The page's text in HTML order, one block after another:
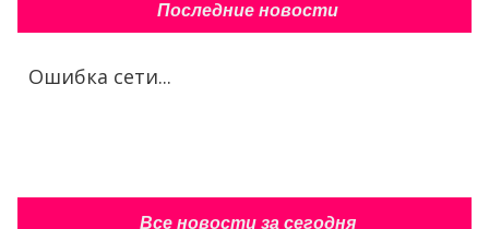
Последние новости
Ошибка сети...
Все новости за сегодня